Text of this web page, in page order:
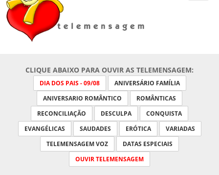
CLIQUE ABAIXO PARA OUVIR AS TELEMENSAGEM:
DIA DOS PAIS - 09/08
ANIVERSÁRIO FAMÍLIA
ANIVERSARIO ROMÂNTICO
ROMÂNTICAS
RECONCILIAÇÃO
DESCULPA
CONQUISTA
EVANGÉLICAS
SAUDADES ERÓTICA
VARIADAS
TELEMENSAGEM VOZ
DATAS ESPECIAIS
OUVIR TELEMENSAGEM